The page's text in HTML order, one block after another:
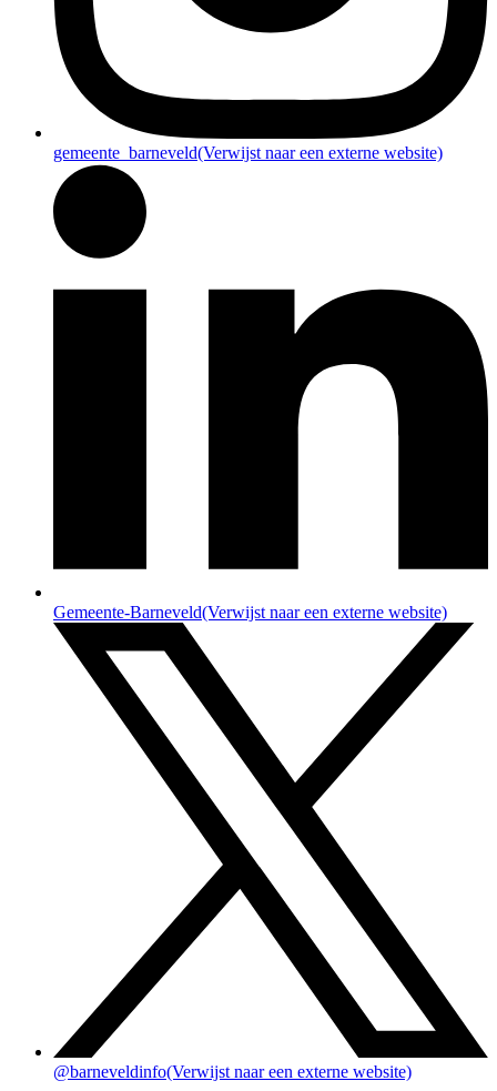
gemeente_barneveld(Verwijst naar een externe website)
Gemeente-Barneveld(Verwijst naar een externe website)
@barneveldinfo(Verwijst naar een externe website)